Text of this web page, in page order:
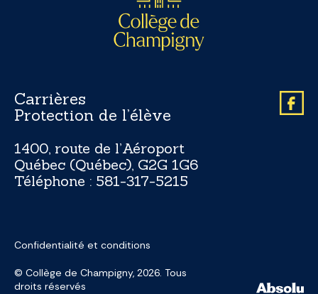
Carrières
Protection de l’élève
1400, route de l’Aéroport
Québec (Québec), G2G 1G6
Téléphone : 581-317-5215
Confidentialité et conditions
© Collège de Champigny, 2026. Tous
droits réservés